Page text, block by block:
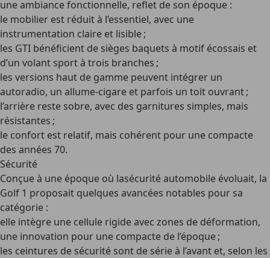
une ambiance fonctionnelle, reflet de son époque :
le mobilier est réduit à l’essentiel, avec une
instrumentation claire et lisible ;
les GTI bénéficient de sièges baquets à motif écossais et
d’un volant sport à trois branches ;
les versions haut de gamme peuvent intégrer un
autoradio, un allume-cigare et parfois un toit ouvrant ;
l’arrière reste sobre, avec des garnitures simples, mais
résistantes ;
le confort est relatif, mais cohérent pour une compacte
des années 70.
Sécurité
Conçue à une époque où lasécurité automobile évoluait, la
Golf 1 proposait quelques avancées notables pour sa
catégorie :
elle intègre une cellule rigide avec zones de déformation,
une innovation pour une compacte de l’époque ;
les ceintures de sécurité sont de série à l’avant et, selon les